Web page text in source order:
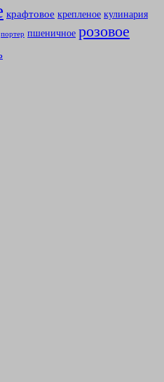
крафтовое крепленое кулинария
портер пшеничное розовое